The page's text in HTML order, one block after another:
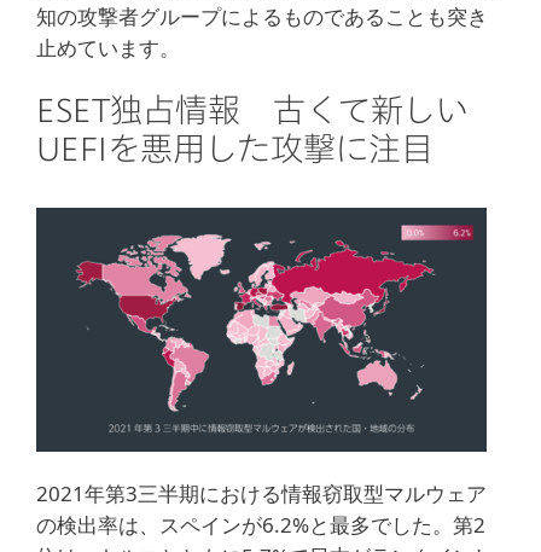
知の攻撃者グループによるものであることも突き
止めています。
ESET独占情報 古くて新しい
UEFIを悪用した攻撃に注目
2021年第3三半期における情報窃取型マルウェア
の検出率は、スペインが6.2%と最多でした。第2